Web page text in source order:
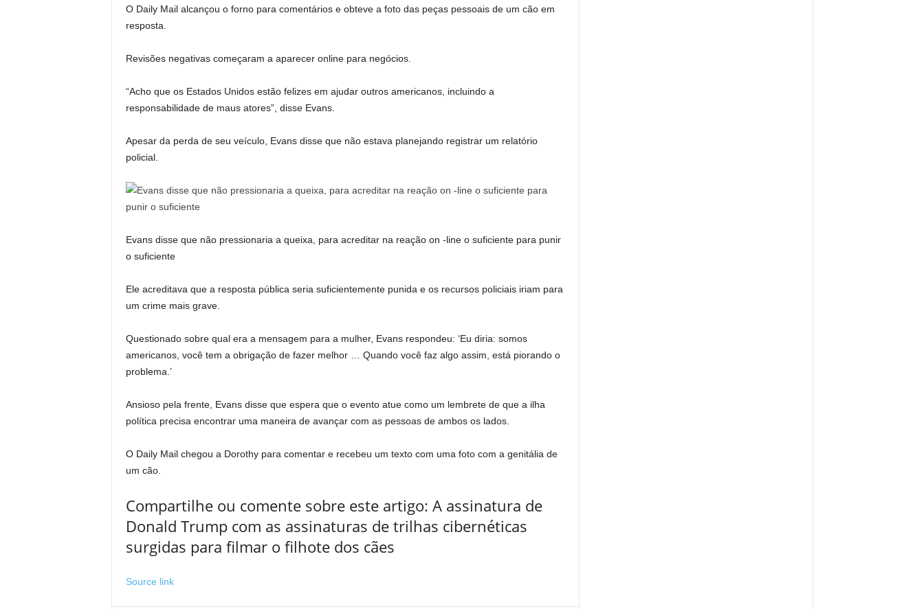
O Daily Mail alcançou o forno para comentários e obteve a foto das peças pessoais de um cão em
resposta.
Revisões negativas começaram a aparecer online para negócios.
“Acho que os Estados Unidos estão felizes em ajudar outros americanos, incluindo a
responsabilidade de maus atores”, disse Evans.
Apesar da perda de seu veículo, Evans disse que não estava planejando registrar um relatório
policial.
Evans disse que não pressionaria a queixa, para acreditar na reação on -line o suficiente para punir
o suficiente
Ele acreditava que a resposta pública seria suficientemente punida e os recursos policiais iriam para
um crime mais grave.
Questionado sobre qual era a mensagem para a mulher, Evans respondeu: ‘Eu diria: somos
americanos, você tem a obrigação de fazer melhor … Quando você faz algo assim, está piorando o
problema.’
Ansioso pela frente, Evans disse que espera que o evento atue como um lembrete de que a ilha
política precisa encontrar uma maneira de avançar com as pessoas de ambos os lados.
O Daily Mail chegou a Dorothy para comentar e recebeu um texto com uma foto com a genitália de
um cão.
Compartilhe ou comente sobre este artigo: A assinatura de
Donald Trump com as assinaturas de trilhas cibernéticas
surgidas para filmar o filhote dos cães
Source link